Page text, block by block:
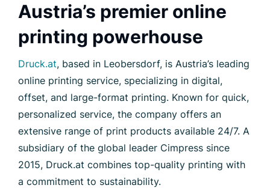
Austria’s premier online
printing powerhouse
Druck.at, based in Leobersdorf, is Austria’s leading
online printing service, specializing in digital,
offset, and large-format printing. Known for quick,
personalized service, the company offers an
extensive range of print products available 24/7. A
subsidiary of the global leader Cimpress since
2015, Druck.at combines top-quality printing with
a commitment to sustainability.